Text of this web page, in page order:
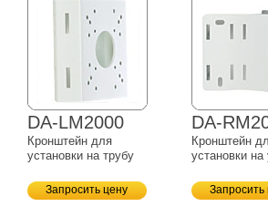
DA-LM2000
Кронштейн для
установки на трубу
Запросить цену
DA-
Кронштейн
установки на
Запросить